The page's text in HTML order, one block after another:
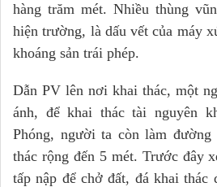
hàng trăm mét. Nhiều thùng
hiện trường, là dấu vết của máy
khoáng sản trái phép.
Dẫn PV lên nơi khai thác, một
ánh, để khai thác tài nguyên
Phóng, người ta còn làm
thác rộng đến 5 mét. Trước đây
tấp nập để chở đất, đá khai